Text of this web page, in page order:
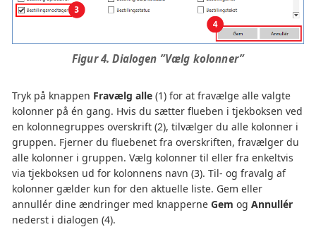
Figur 4. Dialogen ”Vælg kolonner”
Tryk på knappen Fravælg alle (1) for at fravælge alle valgte
kolonner på én gang. Hvis du sætter flueben i tjekboksen ved
en kolonnegruppes overskrift (2), tilvælger du alle kolonner i
gruppen. Fjerner du fluebenet fra overskriften, fravælger du
alle kolonner i gruppen. Vælg kolonner til eller fra enkeltvis
via tjekboksen ud for kolonnens navn (3). Til- og fravalg af
kolonner gælder kun for den aktuelle liste. Gem eller
annullér dine ændringer med knapperne Gem og Annullér
nederst i dialogen (4).